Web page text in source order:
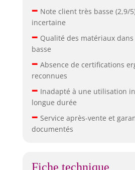
– Note client très basse (2,9/
incertaine
– Qualité des matériaux
basse
– Absence de certifications
reconnues
– Inadapté à une utilisation
longue durée
– Service après-vente et
documentés
Fiche technique